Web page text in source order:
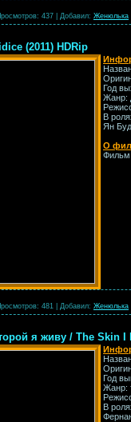
437 Добавил: Женюлька
(2011) HDRip
Год
Жанр:
В
Ян
О
Фильм
481 Добавил: Женюлька
я живу / The Skin I
Год
Жанр:
В